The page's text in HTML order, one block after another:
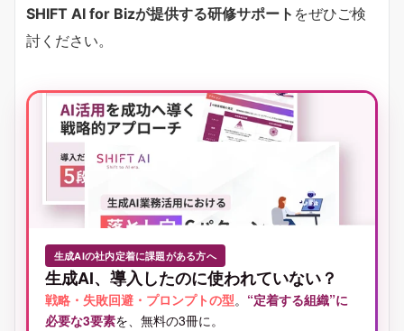
SHIFT AI for Bizが提供する研修サポート をぜひご検
討ください。
生成AIの社内定着に課題がある方へ
生成AI、導入したのに使われていない？
戦略・失敗回避・プロンプトの型。 “定着する組織”に
必要な3要素を、無料の3冊に。